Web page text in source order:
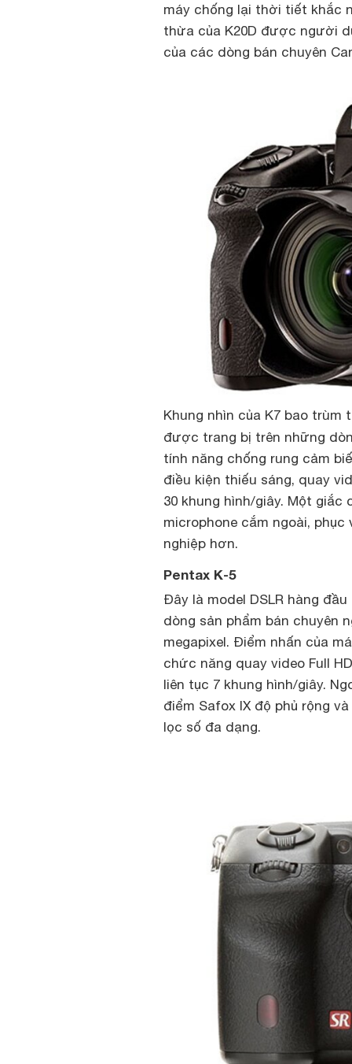
máy chống lại thời tiết khắc
thừa của K20D được người
của các dòng bán chuyên
Khung nhìn của K7 bao trùm
được trang bị trên những
tính năng chống rung cảm
điều kiện thiếu sáng, quay
30 khung hình/giây. Một
microphone cắm ngoài,
nghiệp hơn.
Pentax K-5
Đây là model DSLR hàng
dòng sản phẩm bán chuyên
megapixel. Điểm nhấn của
chức năng quay video Full
liên tục 7 khung hình/giây.
điểm Safox IX độ phủ rộng
lọc số đa dạng.